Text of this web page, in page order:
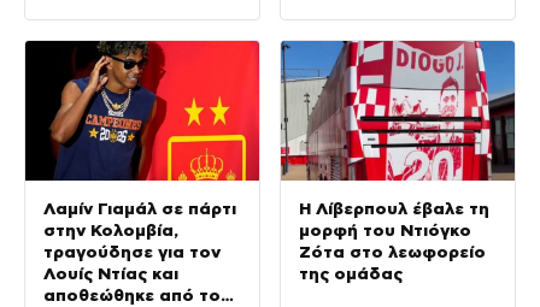
Λαμίν Γιαμάλ σε πάρτι
στην Κολομβία,
τραγούδησε για τον
Λουίς Ντίας και
αποθεώθηκε από τον
Η Λίβερπουλ έβαλε τη
μορφή του Ντιόγκο
Ζότα στο λεωφορείο
της ομάδας